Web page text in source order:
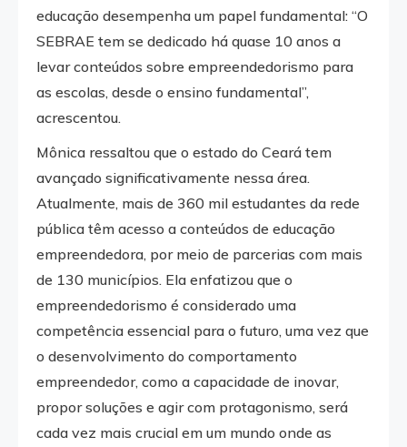
educação desempenha um papel fundamental: “O
SEBRAE tem se dedicado há quase 10 anos a
levar conteúdos sobre empreendedorismo para
as escolas, desde o ensino fundamental”,
acrescentou.
Mônica ressaltou que o estado do Ceará tem
avançado significativamente nessa área.
Atualmente, mais de 360 mil estudantes da rede
pública têm acesso a conteúdos de educação
empreendedora, por meio de parcerias com mais
de 130 municípios. Ela enfatizou que o
empreendedorismo é considerado uma
competência essencial para o futuro, uma vez que
o desenvolvimento do comportamento
empreendedor, como a capacidade de inovar,
propor soluções e agir com protagonismo, será
cada vez mais crucial em um mundo onde as